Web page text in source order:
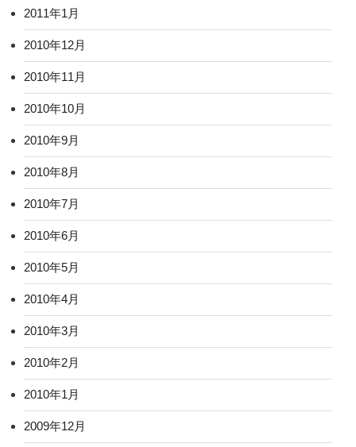
2011年1月
2010年12月
2010年11月
2010年10月
2010年9月
2010年8月
2010年7月
2010年6月
2010年5月
2010年4月
2010年3月
2010年2月
2010年1月
2009年12月